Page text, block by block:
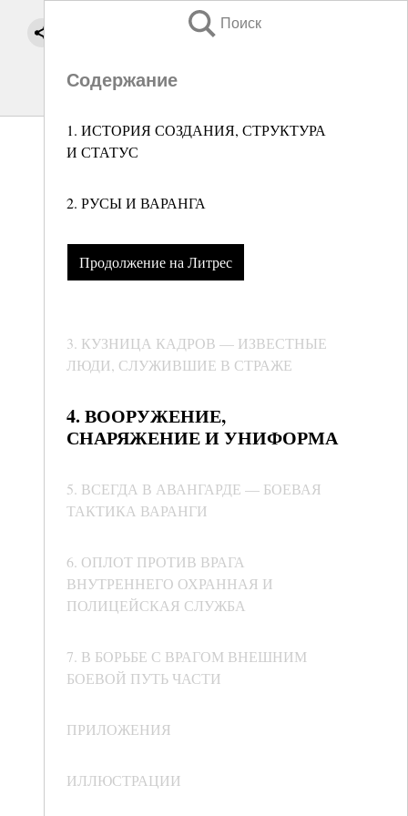
Поиск
Содержание
1. ИСТОРИЯ СОЗДАНИЯ, СТРУКТУРА
И СТАТУС
2. РУСЫ И ВАРАНГА
Продолжение на Литрес
3. КУЗНИЦА КАДРОВ — ИЗВЕСТНЫЕ
ЛЮДИ, СЛУЖИВШИЕ В СТРАЖЕ
4. ВООРУЖЕНИЕ,
СНАРЯЖЕНИЕ И УНИФОРМА
5. ВСЕГДА В АВАНГАРДЕ — БОЕВАЯ
ТАКТИКА ВАРАНГИ
6. ОПЛОТ ПРОТИВ ВРАГА
ВНУТРЕННЕГО ОХРАННАЯ И
ПОЛИЦЕЙСКАЯ СЛУЖБА
7. В БОРЬБЕ С ВРАГОМ ВНЕШНИМ
БОЕВОЙ ПУТЬ ЧАСТИ
ПРИЛОЖЕНИЯ
ИЛЛЮСТРАЦИИ